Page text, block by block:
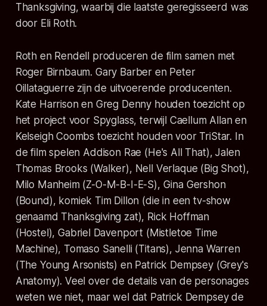
Thanksgiving, waarbij die laatste geregisseerd was
door Eli Roth.
Roth en Rendell produceren de film samen met
Roger Birnbaum. Gary Barber en Peter
Oillataguerre zijn de uitvoerende producenten.
Kate Harrison en Greg Denny houden toezicht op
het project voor Spyglass, terwijl Caellum Allan en
Kelseigh Coombs toezicht houden voor TriStar. In
de film spelen Addison Rae (He's All That), Jalen
Thomas Brooks (Walker), Nell Verlaque (Big Shot),
Milo Manheim (Z-O-M-B-I-E-S), Gina Gershon
(Bound), komiek Tim Dillon (die in een tv-show
genaamd Thanksgiving zat), Rick Hoffman
(Hostel), Gabriel Davenport (Mistletoe Time
Machine), Tomaso Sanelli (Titans), Jenna Warren
(The Young Arsonists) en Patrick Dempsey (Grey's
Anatomy). Veel over de details van de personages
weten we niet, maar wel dat Patrick Dempsey de